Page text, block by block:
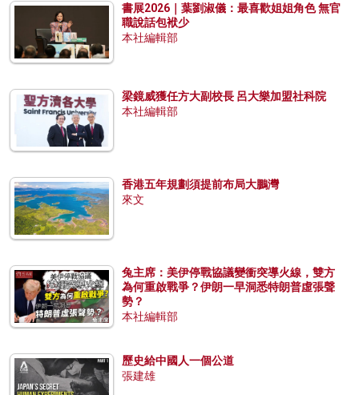
書展2026｜葉劉淑儀：最喜歡姐姐角色 無官
職說話包袱少
本社編輯部
梁鏡威獲任方大副校長 呂大樂加盟社科院
本社編輯部
香港五年規劃須提前布局大鵬灣
來文
兔主席：美伊停戰協議變衝突導火線，雙方
為何重啟戰爭？伊朗一早洞悉特朗普虛張聲
勢？
本社編輯部
歷史給中國人一個公道
張建雄